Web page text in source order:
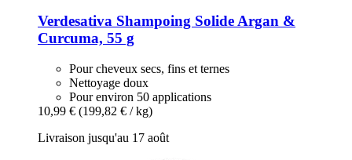
Verdesativa Shampoing Solide Argan &
Curcuma, 55 g
Pour cheveux secs, fins et ternes
Nettoyage doux
Pour environ 50 applications
10,99 € (199,82 € / kg)
Livraison jusqu'au 17 août